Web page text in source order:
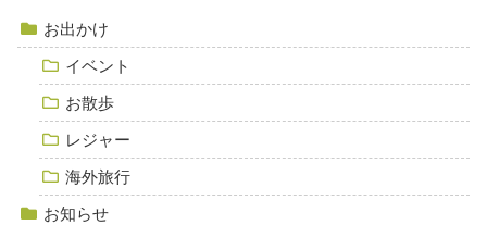
お出かけ
イベント
お散歩
レジャー
海外旅行
お知らせ